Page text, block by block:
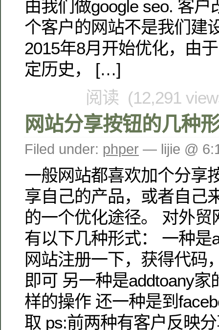
由我们做google seo. 客
个客户的网站不是我们建
2015年8月开始优化，由
定历史， […]
阅读 (12,291
网站分享按钮的几种
Filed under: phper — lijie @
一般网站都喜欢加个分享
享自己的产品，或者自己
的一个优化途径。 对外贸
有以下几种形式： 一种是
网站注册一下，获得代码
即可 另一种是addtoany
样的操作 还一种是到
取 ps:前两种有客户反映